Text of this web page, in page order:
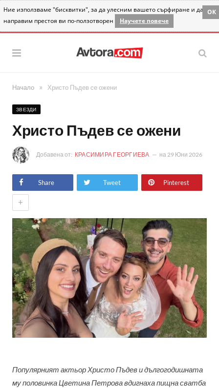
Ние използваме "бисквитки", за да улесним вашето сърфиране и да
направим престоя ви по-ползотворен
Научете повече
OK
Начало » Христо Пъдев се ожени
ЗВЕЗДИ
Христо Пъдев се ожени
Добавена от: КРАСИМИРА ГЕОРГИЕВА на 29 Юни 2026
Share Tweet Pinterest
+
Популярният актьор Христо Пъдев и дългогодишната
му половинка Цветина Петрова вдигнаха пищна сватба